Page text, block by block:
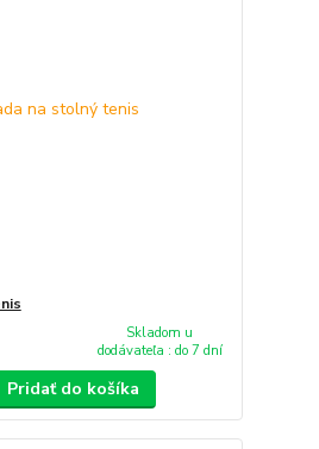
Skladom u
dodávateľa : do 7 dní
Pridať do košíka